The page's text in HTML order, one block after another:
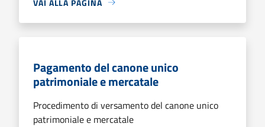
Pagamento del canone unico
patrimoniale e mercatale
Procedimento di versamento del canone unico
patrimoniale e mercatale